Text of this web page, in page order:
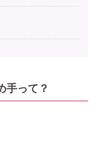
手って？